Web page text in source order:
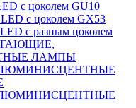
c цоколем GU10
c цоколем GX53
c разным цоколем
ЛАМПЫ